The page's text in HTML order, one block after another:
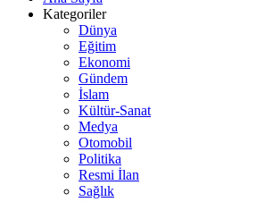
Kategoriler
Dünya
Eğitim
Ekonomi
Gündem
İslam
Kültür-Sanat
Medya
Otomobil
Politika
Resmi İlan
Sağlık